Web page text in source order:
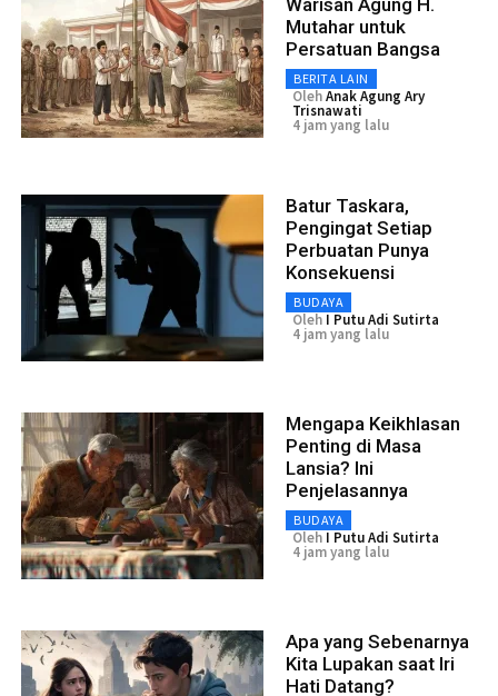
Mutahar untuk
Persatuan Bangsa
BERITA LAIN
OlehAnak Agung Ary
Trisnawati
4 jam yang lalu
Batur Taskara,
Pengingat Setiap
Perbuatan Punya
Konsekuensi
BUDAYA
Oleh I Putu Adi Sutirta
4 jam yang lalu
Mengapa Keikhlasan
Penting di Masa
Lansia? Ini
Penjelasannya
BUDAYA
Oleh I Putu Adi Sutirta
4 jam yang lalu
Apa yang Sebenarnya
Kita Lupakan saat Iri
Hati Datang?